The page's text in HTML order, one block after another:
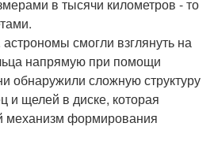
в тысячи километров - то
смогли взглянуть на
напрямую при помощи
обнаружили сложную структуру
и щелей в диске, которая
механизм формирования